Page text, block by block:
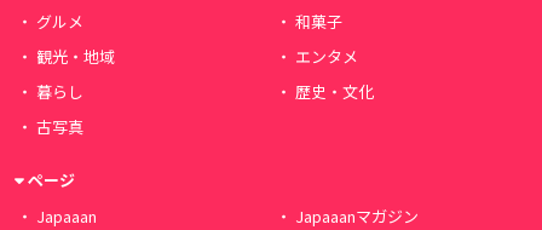
グルメ
和菓子
観光・地域
エンタメ
暮らし
歴史・文化
古写真
ページ
Japaaan
Japaaanマガジン